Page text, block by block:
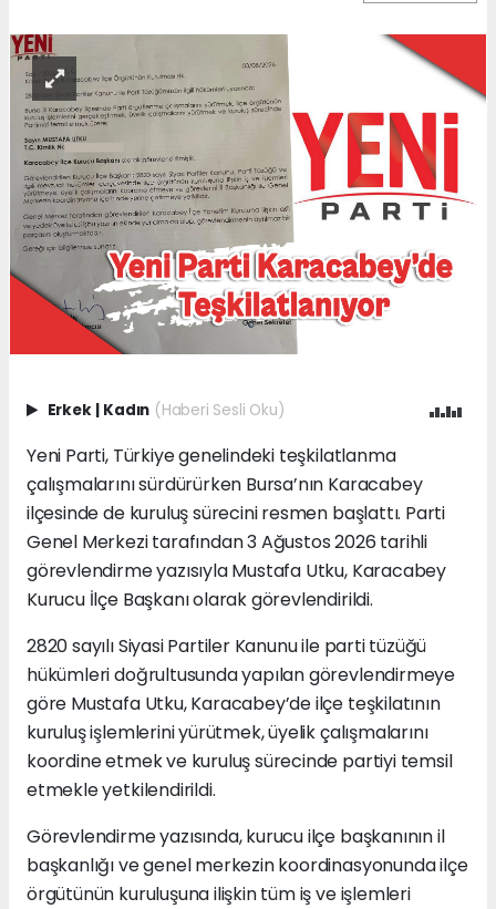
Erkek Kadın (Haberi Sesli Oku)
Yeni Parti, Türkiye genelindeki teşkilatlanma
çalışmalarını sürdürürken Bursa’nın Karacabey
ilçesinde de kuruluş sürecini resmen başlattı. Parti
Genel Merkezi tarafından 3 Ağustos 2026 tarihli
görevlendirme yazısıyla Mustafa Utku, Karacabey
Kurucu İlçe Başkanı olarak görevlendirildi.
2820 sayılı Siyasi Partiler Kanunu ile parti tüzüğü
hükümleri doğrultusunda yapılan görevlendirmeye
göre Mustafa Utku, Karacabey’de ilçe teşkilatının
kuruluş işlemlerini yürütmek, üyelik çalışmalarını
koordine etmek ve kuruluş sürecinde partiyi temsil
etmekle yetkilendirildi.
Görevlendirme yazısında, kurucu ilçe başkanının il
başkanlığı ve genel merkezin koordinasyonunda ilçe
örgütünün kuruluşuna ilişkin tüm iş ve işlemleri